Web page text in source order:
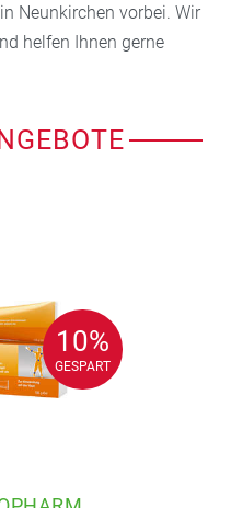
Neunkirchen vorbei. Wir
helfen Ihnen gerne
10%
GESPART
10%
GESPART